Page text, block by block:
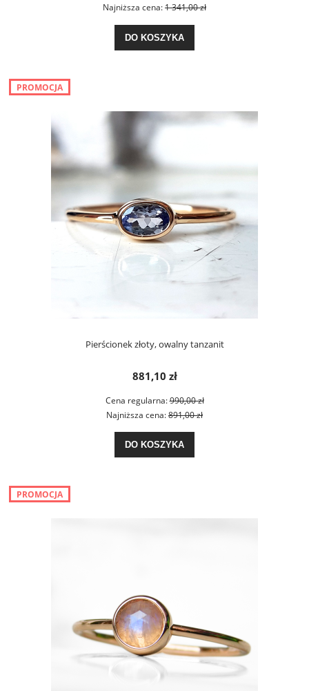
Najniższa cena:1 341,00 zł
DO KOSZYKA
Pierścionek złoty, owalny tanzanit
881,10 zł
Cena regularna:990,00 zł
Najniższa cena:891,00 zł
DO KOSZYKA
PROMOCJA
PROMOCJA